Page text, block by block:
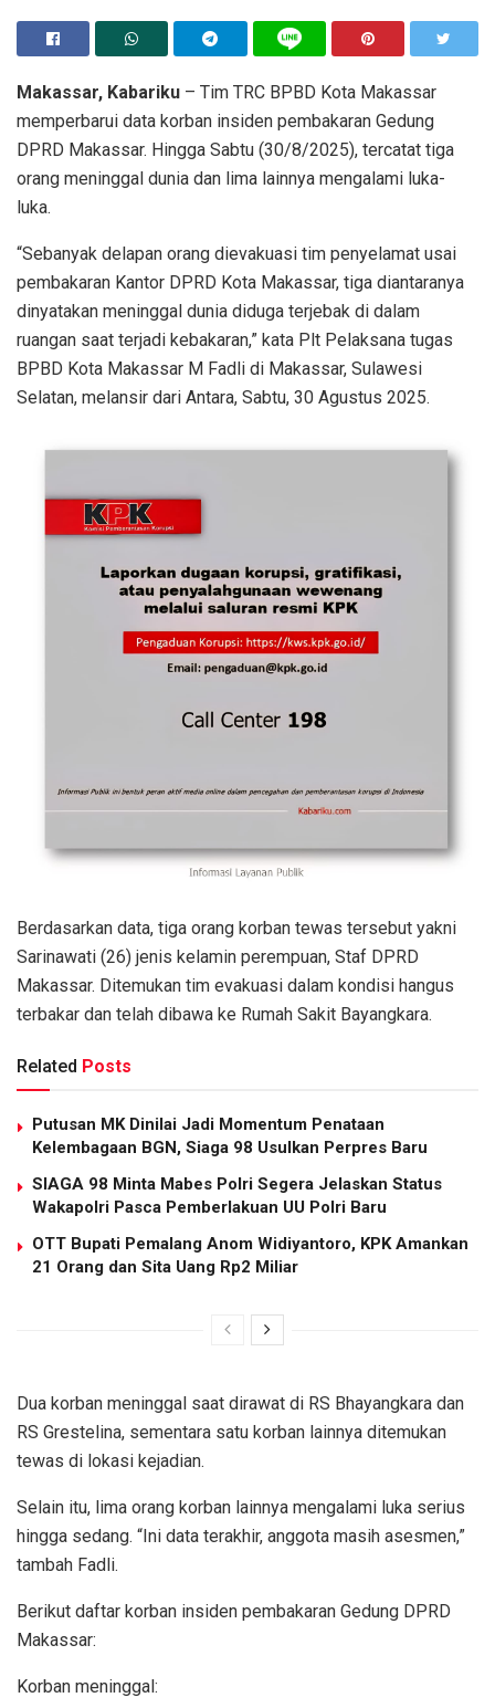
Makassar, Kabariku – Tim TRC BPBD Kota Makassar
memperbarui data korban insiden pembakaran Gedung
DPRD Makassar. Hingga Sabtu (30/8/2025), tercatat tiga
orang meninggal dunia dan lima lainnya mengalami luka-
luka.
“Sebanyak delapan orang dievakuasi tim penyelamat usai
pembakaran Kantor DPRD Kota Makassar, tiga diantaranya
dinyatakan meninggal dunia diduga terjebak di dalam
ruangan saat terjadi kebakaran,” kata Plt Pelaksana tugas
BPBD Kota Makassar M Fadli di Makassar, Sulawesi
Selatan, melansir dari Antara, Sabtu, 30 Agustus 2025.
Berdasarkan data, tiga orang korban tewas tersebut yakni
Sarinawati (26) jenis kelamin perempuan, Staf DPRD
Makassar. Ditemukan tim evakuasi dalam kondisi hangus
terbakar dan telah dibawa ke Rumah Sakit Bayangkara.
Related Posts
Putusan MK Dinilai Jadi Momentum Penataan
Kelembagaan BGN, Siaga 98 Usulkan Perpres Baru
SIAGA 98 Minta Mabes Polri Segera Jelaskan Status
Wakapolri Pasca Pemberlakuan UU Polri Baru
OTT Bupati Pemalang Anom Widiyantoro, KPK Amankan
21 Orang dan Sita Uang Rp2 Miliar
Dua korban meninggal saat dirawat di RS Bhayangkara dan
RS Grestelina, sementara satu korban lainnya ditemukan
tewas di lokasi kejadian.
Selain itu, lima orang korban lainnya mengalami luka serius
hingga sedang. “Ini data terakhir, anggota masih asesmen,”
tambah Fadli.
Berikut daftar korban insiden pembakaran Gedung DPRD
Makassar:
Korban meninggal: